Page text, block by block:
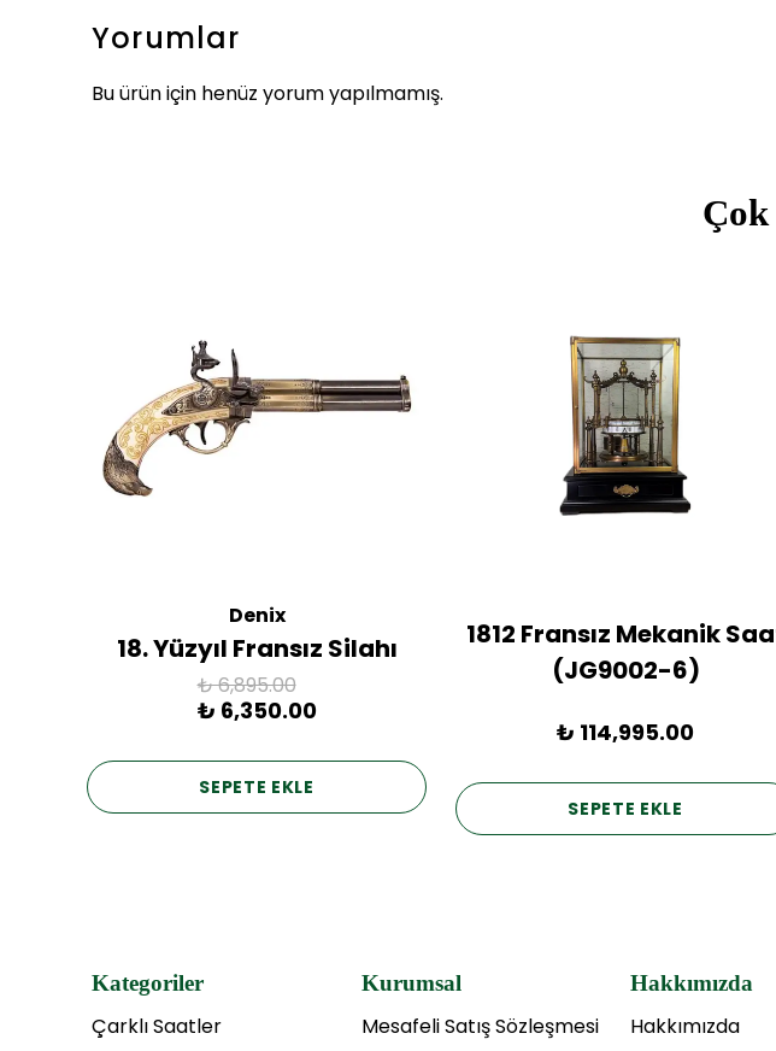
Yorumlar
Bu ürün için henüz yorum yapılmamış.
Denix
18. Yüzyıl Fransız Silahı
₺ 6,895.00
₺ 6,350.00
SEPETE EKLE
1812 Fransız Mekanik
(JG9002-6)
₺ 114,995.00
SEPETE EKLE
Kategoriler
Çarklı Saatler
Kurumsal
Mesafeli Satış Sözleşmesi
Hakkımızda
Hakkımızda